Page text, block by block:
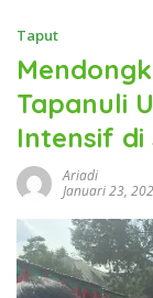
Taput
Tapanuli
Intensif di
Ariadi
Januari 23,